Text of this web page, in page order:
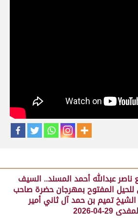
May 25,
بن فاران.. مضمر هجن الشحانية الفائز
بميدان الوثبة 22-05-2026
ناصر عبدالله أحمد المسند.. السيف
المفتوح بمهرجان حضرة صاحب
تميم بن حمد آل ثاني أمير
29-04-2026